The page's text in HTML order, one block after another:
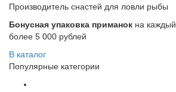
Производитель снастей для ловли рыбы
Бонусная упаковка приманок на
более 5 000 рублей
В каталог
Популярные категории